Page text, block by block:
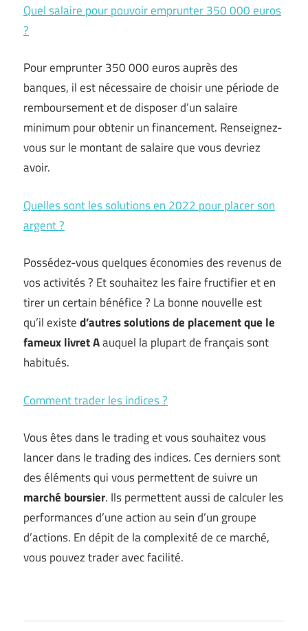
Quel salaire pour pouvoir emprunter 350 000 euros
?
Pour emprunter 350 000 euros auprès des
banques, il est nécessaire de choisir une période de
remboursement et de disposer d’un salaire
minimum pour obtenir un financement. Renseignez-
vous sur le montant de salaire que vous devriez
avoir.
Quelles sont les solutions en 2022 pour placer son
argent ?
Possédez-vous quelques économies des revenus de
vos activités ? Et souhaitez les faire fructifier et en
tirer un certain bénéfice ? La bonne nouvelle est
qu’il existed’autres solutions de placement que le
fameux livret Aauquel la plupart de français sont
habitués.
Comment trader les indices ?
Vous êtes dans le trading et vous souhaitez vous
lancer dans le trading des indices. Ces derniers sont
des éléments qui vous permettent de suivre un
marché boursier. Ils permettent aussi de calculer les
performances d’une action au sein d’un groupe
d’actions. En dépit de la complexité de ce marché,
vous pouvez trader avec facilité.